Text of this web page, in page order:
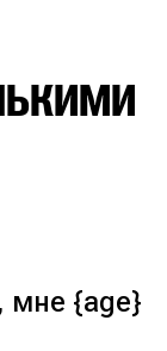
мне {age}